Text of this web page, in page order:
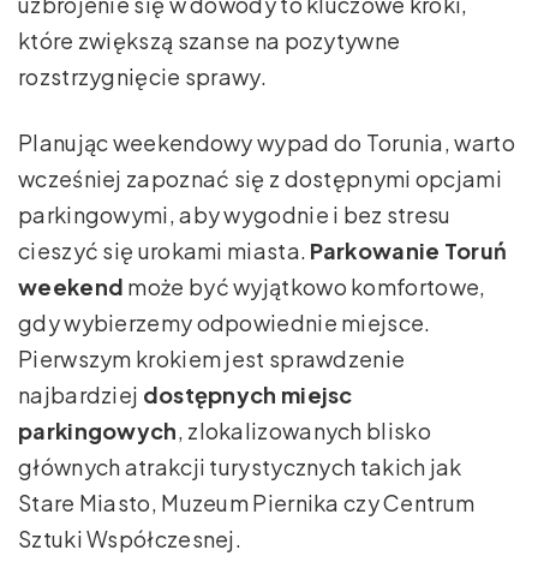
które zwiększą szanse na pozytywne
rozstrzygnięcie sprawy.
Planując weekendowy wypad do Torunia, warto
wcześniej zapoznać się z dostępnymi opcjami
parkingowymi, aby wygodnie i bez stresu
cieszyć się urokami miasta. Parkowanie Toruń
weekend może być wyjątkowo komfortowe,
gdy wybierzemy odpowiednie miejsce.
Pierwszym krokiem jest sprawdzenie
najbardziej dostępnych miejsc
parkingowych, zlokalizowanych blisko
głównych atrakcji turystycznych takich jak
Stare Miasto, Muzeum Piernika czy Centrum
Sztuki Współczesnej.